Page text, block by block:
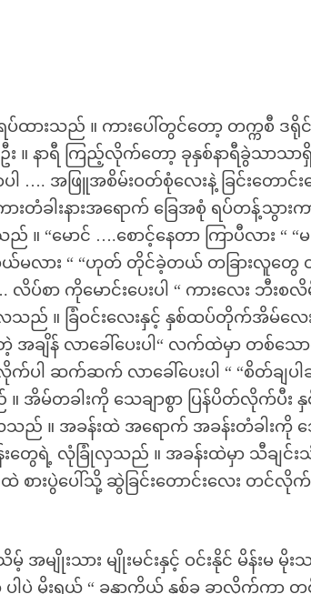
ားသည် ။ ကားပေါ်တွင်တော့ တက္ကစီ ဒရို
း ။ နာရီ ကြည့်လိုက်တော့ ခုနှစ်နာရီခွဲသာ
…. အဖြူအစိမ်းဝတ်စုံလေးနဲ့ ခြင်းတောင်
တံခါးနားအရောက် ခြေအစုံ ရပ်တန့်သွာ
“မောင် ….စောင့်နေတာ ကြာပီလား “ “
မလား “ “ဟုတ် တိုင်ခဲ့တယ် တခြားလူတွေ
ပ်စာ ကိုမောင်းပေးပါ “ ကားလေး ဘီးစ
။ ခြံဝင်းလေးနှင့် နှစ်ထပ်တိုက်အိမ်လေး
ချိန် လာခေါ်ပေးပါ“ လက်ထဲမှာ တစ်သေ
ပါ ဆက်ဆက် လာခေါ်ပေးပါ “ “စိတ်ချ
မ်တခါးကို သေချာစွာ ပြန်ပိတ်လိုက်ပီး
။ အခန်းထဲ အရောက် အခန်းတံခါးကို
ေရဲ့ လုံခြုံလှသည် ။ အခန်းထဲမှာ သီချင်း
စားပွဲပေါ်သို့ ဆွဲခြင်းတောင်းလေး တင်
မျိုးသား မျိုးမင်းနှင့် ဝင်းနိုင် မိန်းမ မို
ပဲ မိုးရယ် “ ခန္ဓာကိုယ် နှစ်ခု ခွာလိုက်ကာ